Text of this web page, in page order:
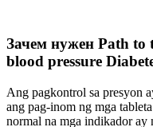
Зачем нужен Path to
blood pressure
Ang pagkontrol sa presyon
ang pag-inom ng mga
normal na mga indikador ay